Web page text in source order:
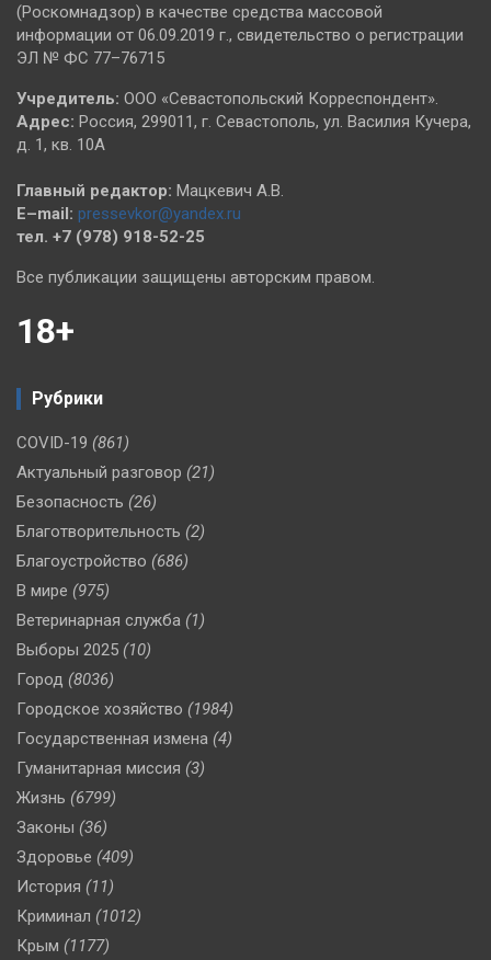
(Роскомнадзор) в качестве средства массовой
информации от 06.09.2019 г., свидетельство о регистрации
ЭЛ № ФС 77–76715
Учредитель: ООО «Севастопольский Корреспондент».
Адрес: Россия, 299011, г. Севастополь, ул. Василия Кучера,
д. 1, кв. 10А
Главный редактор: Мацкевич А.В.
E–mail: pressevkor@yandex.ru
тел. +7 (978) 918-52-25
Все публикации защищены авторским правом.
18+
Рубрики
COVID-19 (861)
Актуальный разговор (21)
Безопасность (26)
Благотворительность (2)
Благоустройство (686)
В мире (975)
Ветеринарная служба (1)
Выборы 2025 (10)
Город (8036)
Городское хозяйство (1984)
Государственная измена (4)
Гуманитарная миссия (3)
Жизнь (6799)
Законы (36)
Здоровье (409)
История (11)
Криминал (1012)
Крым (1177)